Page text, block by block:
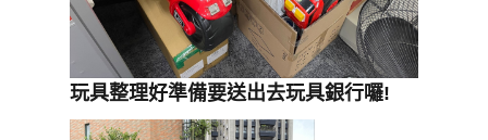
玩具整理好準備要送出去玩具銀行囉!